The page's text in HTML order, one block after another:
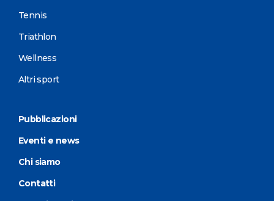
Tennis
Triathlon
Wellness
Altri sport
Pubblicazioni
Eventi e news
Chi siamo
Contatti